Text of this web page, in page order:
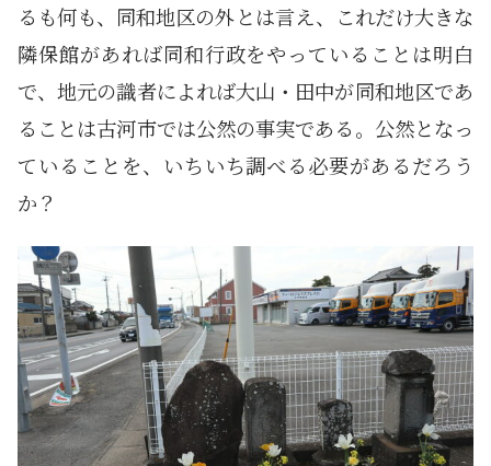
るも何も、同和地区の外とは言え、これだけ大きな
隣保館があれば同和行政をやっていることは明白
で、地元の識者によれば大山・田中が同和地区であ
ることは古河市では公然の事実である。公然となっ
ていることを、いちいち調べる必要があるだろう
か？